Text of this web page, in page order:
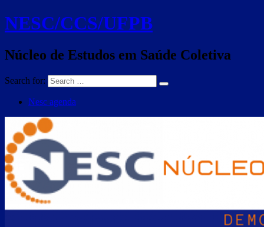
NESC/CCS/UFPB
Núcleo de Estudos em Saúde Coletiva
Search for:
Nesc agenda